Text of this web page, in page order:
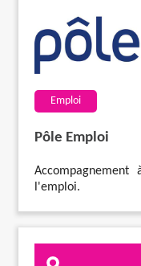
Emploi
Pôle Emploi
l'emploi.